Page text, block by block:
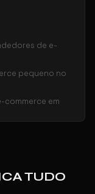
de e-
pequeno no
commerce em
TUDO